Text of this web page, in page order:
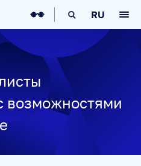
РУКОВОДСТВО
IT-ВОЗМОЖНОСТИ
RU
возможностями